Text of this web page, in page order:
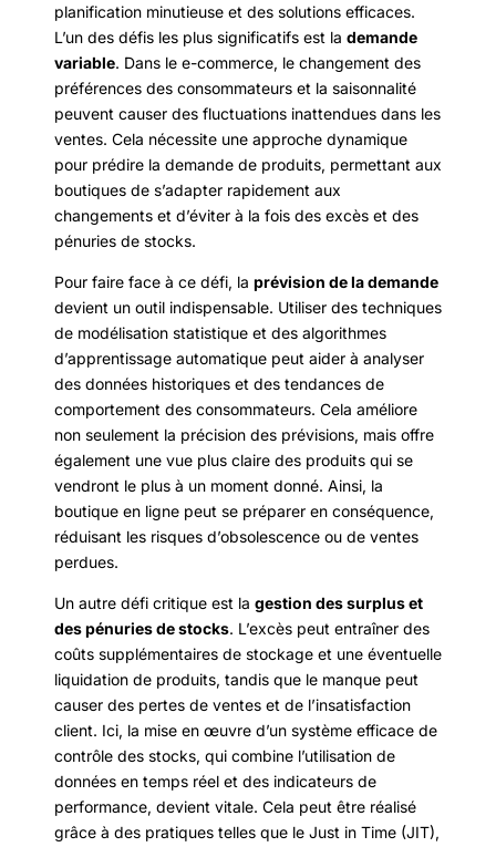
planification minutieuse et des solutions efficaces.
L’un des défis les plus significatifs est la demande
variable. Dans le e-commerce, le changement des
préférences des consommateurs et la saisonnalité
peuvent causer des fluctuations inattendues dans les
ventes. Cela nécessite une approche dynamique
pour prédire la demande de produits, permettant aux
boutiques de s’adapter rapidement aux
changements et d’éviter à la fois des excès et des
pénuries de stocks.
Pour faire face à ce défi, la prévision de la demande
devient un outil indispensable. Utiliser des techniques
de modélisation statistique et des algorithmes
d’apprentissage automatique peut aider à analyser
des données historiques et des tendances de
comportement des consommateurs. Cela améliore
non seulement la précision des prévisions, mais offre
également une vue plus claire des produits qui se
vendront le plus à un moment donné. Ainsi, la
boutique en ligne peut se préparer en conséquence,
réduisant les risques d’obsolescence ou de ventes
perdues.
Un autre défi critique est la gestion des surplus et
des pénuries de stocks. L’excès peut entraîner des
coûts supplémentaires de stockage et une éventuelle
liquidation de produits, tandis que le manque peut
causer des pertes de ventes et de l’insatisfaction
client. Ici, la mise en œuvre d’un système efficace de
contrôle des stocks, qui combine l’utilisation de
données en temps réel et des indicateurs de
performance, devient vitale. Cela peut être réalisé
grâce à des pratiques telles que le Just in Time (JIT),